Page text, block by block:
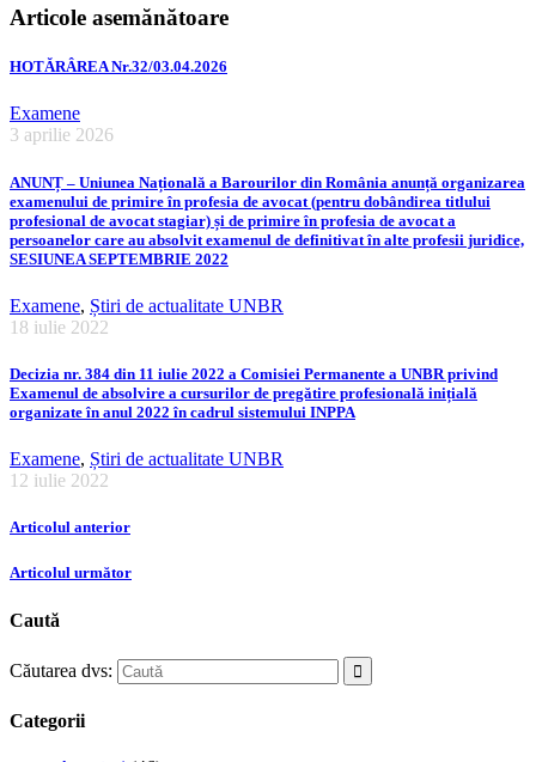
Articole asemănătoare
HOTĂRÂREA Nr.32/03.04.2026
Examene
3 aprilie 2026
ANUNȚ – Uniunea Națională a Barourilor din România anunță organizarea
examenului de primire în profesia de avocat (pentru dobândirea titlului
profesional de avocat stagiar) și de primire în profesia de avocat a
persoanelor care au absolvit examenul de definitivat în alte profesii juridice,
SESIUNEA SEPTEMBRIE 2022
Examene, Știri de actualitate UNBR
18 iulie 2022
Decizia nr. 384 din 11 iulie 2022 a Comisiei Permanente a UNBR privind
Examenul de absolvire a cursurilor de pregătire profesională inițială
organizate în anul 2022 în cadrul sistemului INPPA
Examene, Știri de actualitate UNBR
12 iulie 2022
Articolul anterior
Articolul următor
Caută
Căutarea dvs:
Categorii